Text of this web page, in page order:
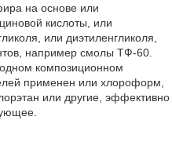
на основе или
кислоты, или
или диэтиленгликоля,
например смолы ТФ-60.
композиционном
применен или хлороформ,
или другие, эффективно